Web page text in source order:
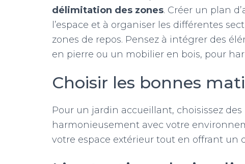
délimitation des zones. Créer un plan
l’espace et à organiser les différentes
zones de repos. Pensez à intégrer des
en pierre ou un mobilier en bois, pour
Choisir les bonnes
Pour un jardin accueillant, choisissez
harmonieusement avec votre
votre espace extérieur tout en offrant un